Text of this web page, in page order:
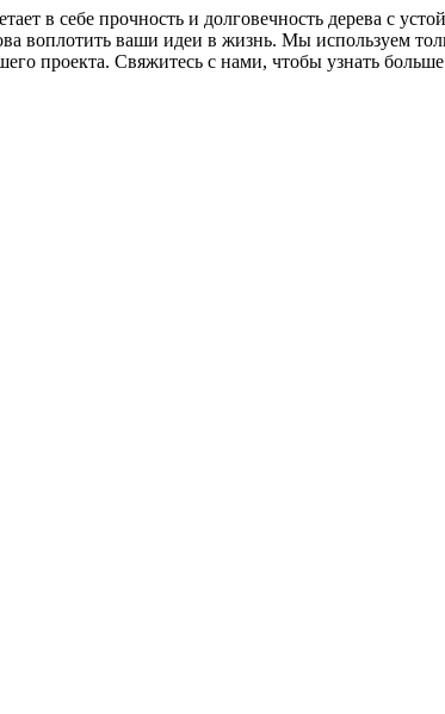
в себе прочность и долговечность дерева с
воплотить ваши идеи в жизнь. Мы используем
проекта. Свяжитесь с нами, чтобы узнать